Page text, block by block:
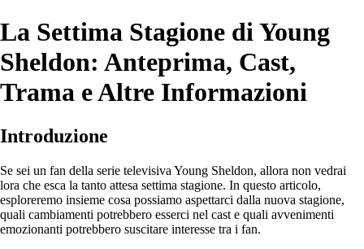
La Settima Stagione di Young
Sheldon: Anteprima, Cast,
Trama e Altre Informazioni
Introduzione
Se sei un fan della serie televisiva Young Sheldon, allora non vedrai
lora che esca la tanto attesa settima stagione. In questo articolo,
esploreremo insieme cosa possiamo aspettarci dalla nuova stagione,
quali cambiamenti potrebbero esserci nel cast e quali avvenimenti
emozionanti potrebbero suscitare interesse tra i fan.